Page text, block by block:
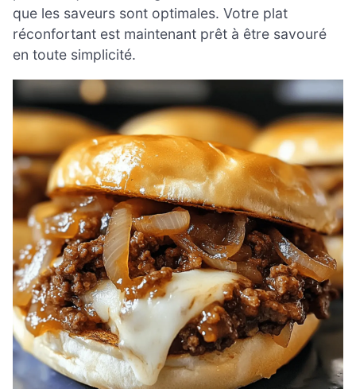
que les saveurs sont optimales. Votre plat
réconfortant est maintenant prêt à être savouré
en toute simplicité.